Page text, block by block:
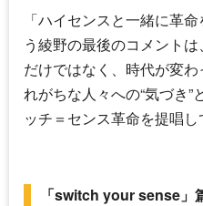
「ハイセンスと一緒に革
う綾野の最後のコメント
だけではなく、時代が変
れがちな人々への“気づき”
ッチ＝センス革命を提唱し
「switch your sense」